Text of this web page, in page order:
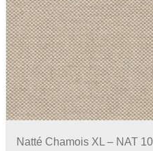
Natté Chamois XL – NAT